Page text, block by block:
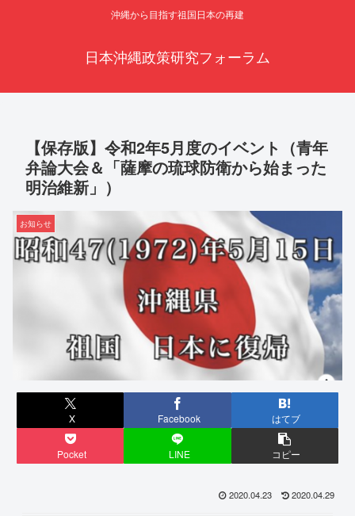
沖縄から目指す祖国日本の再建
日本沖縄政策研究フォーラム
【保存版】令和2年5月度のイベント（青年
弁論大会＆「薩摩の琉球防衛から始まった
明治維新」）
お知らせ
X Facebook はてブ
Pocket LINE コピー
2020.04.23 2020.04.29